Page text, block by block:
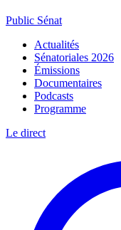
Public Sénat
Actualités
Sénatoriales 2026
Émissions
Documentaires
Podcasts
Programme
Le direct